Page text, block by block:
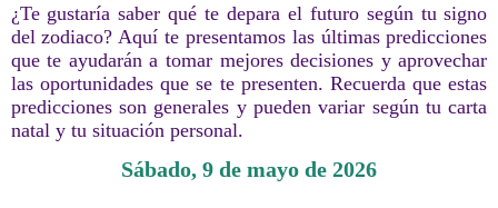
¿Te gustaría saber qué te depara el futuro según tu signo
del zodiaco? Aquí te presentamos las últimas predicciones
que te ayudarán a tomar mejores decisiones y aprovechar
las oportunidades que se te presenten. Recuerda que estas
predicciones son generales y pueden variar según tu carta
natal y tu situación personal.
sábado, 9 de mayo de 2026